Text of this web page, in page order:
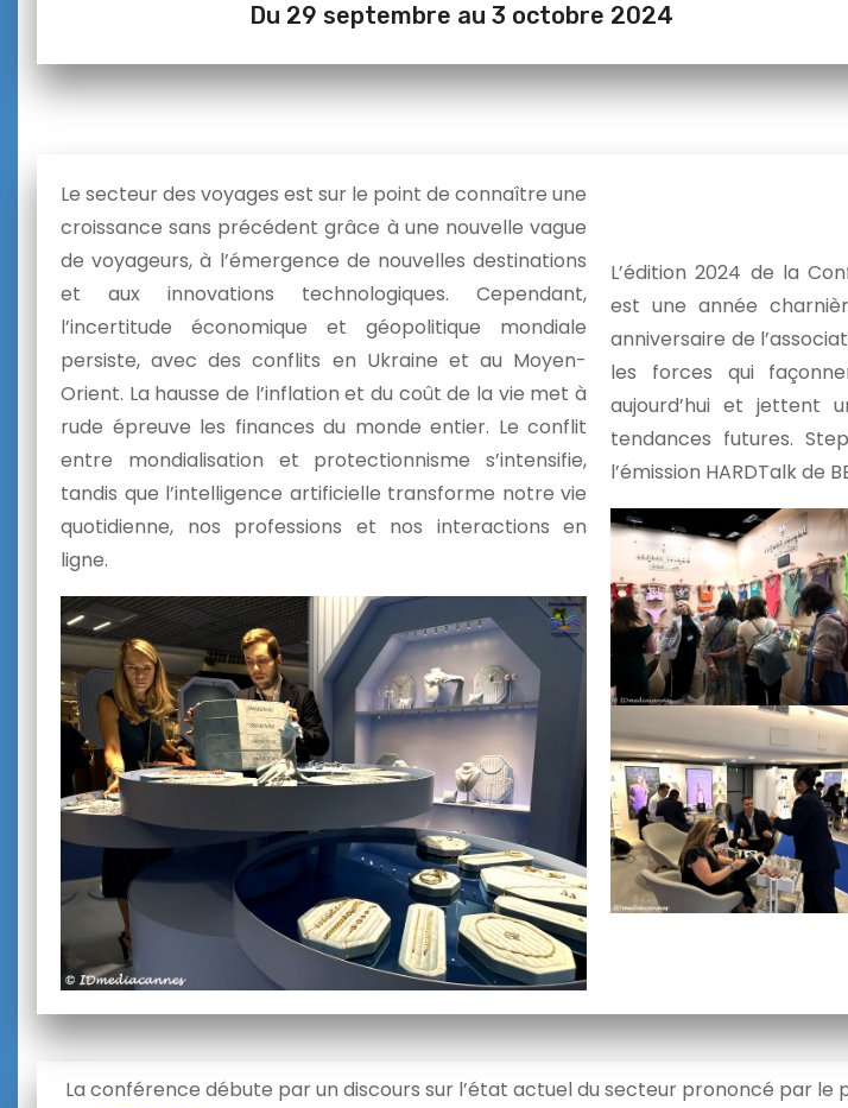
Du 29 septembre au 3 octobre 2024
Le secteur des voyages est sur le point de connaître une
croissance sans précédent grâce à une nouvelle vague
de voyageurs, à l’émergence de nouvelles destinations
et aux innovations technologiques. Cependant,
l’incertitude économique et géopolitique mondiale
persiste, avec des conflits en Ukraine et au Moyen-
Orient. La hausse de l’inflation et du coût de la vie met à
rude épreuve les finances du monde entier. Le conflit
entre mondialisation et protectionnisme s’intensifie,
tandis que l’intelligence artificielle transforme notre vie
quotidienne, nos professions et nos interactions en
ligne.
L’édition 2024 de la
est une année
anniversaire de
les forces qui
aujourd’hui et jettent
tendances futures.
l’émission HARDTalk de
La conférence débute par un discours sur l’état actuel du secteur prononcé par le